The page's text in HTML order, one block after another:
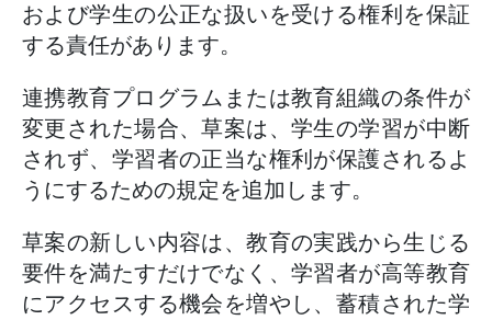
および学生の公正な扱いを受ける権利を保証
する責任があります。
連携教育プログラムまたは教育組織の条件が
変更された場合、草案は、学生の学習が中断
されず、学習者の正当な権利が保護されるよ
うにするための規定を追加します。
草案の新しい内容は、教育の実践から生じる
要件を満たすだけでなく、学習者が高等教育
にアクセスする機会を増やし、蓄積された学